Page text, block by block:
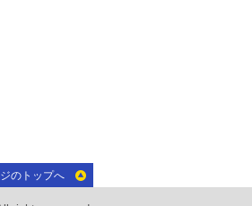
のトップへ